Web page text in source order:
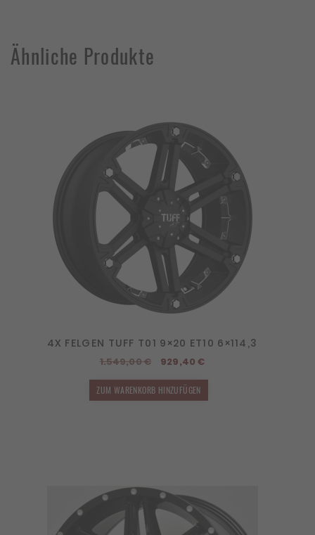
Ähnliche Produkte
4X FELGEN TUFF T01 9×20 ET10 6×114,3
1.549,00€
Ursprünglicher
war:
1.549,00 €
929,40€Aktueller
929,40 €.
ZUM WARENKORB HINZUFÜGEN